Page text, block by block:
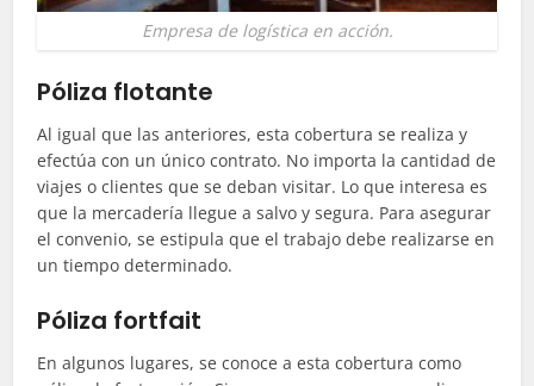
Empresa de logística en acción.
Póliza flotante
Al igual que las anteriores, esta cobertura se realiza y
efectúa con un único contrato. No importa la cantidad de
viajes o clientes que se deban visitar. Lo que interesa es
que la mercadería llegue a salvo y segura. Para asegurar
el convenio, se estipula que el trabajo debe realizarse en
un tiempo determinado.
Póliza fortfait
En algunos lugares, se conoce a esta cobertura como